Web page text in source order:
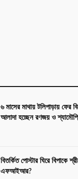
৬ মাসের মাথায় টলিপাড়ায় ফের
আলাদা হচ্ছেন রণজয় ও
বিতর্কিত পোস্টার ঘিরে বিপাকে
এফআইআর?